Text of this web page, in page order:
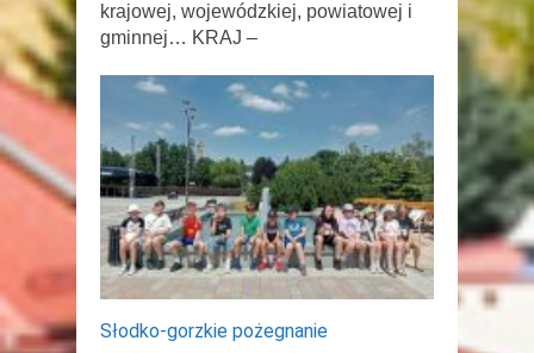
krajowej, wojewódzkiej, powiatowej i
gminnej… KRAJ –
Słodko-gorzkie pożegnanie